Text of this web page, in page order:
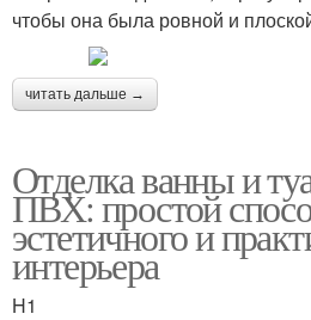
чтобы она была ровной и
читать дальше →
Отделка ванны и
ПВХ: простой
эстетичного и
интерьера
H1